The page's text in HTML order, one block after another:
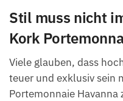
Stil muss nicht
Kork
Viele glauben, dass
teuer und exklusiv sein
Portemonnaie